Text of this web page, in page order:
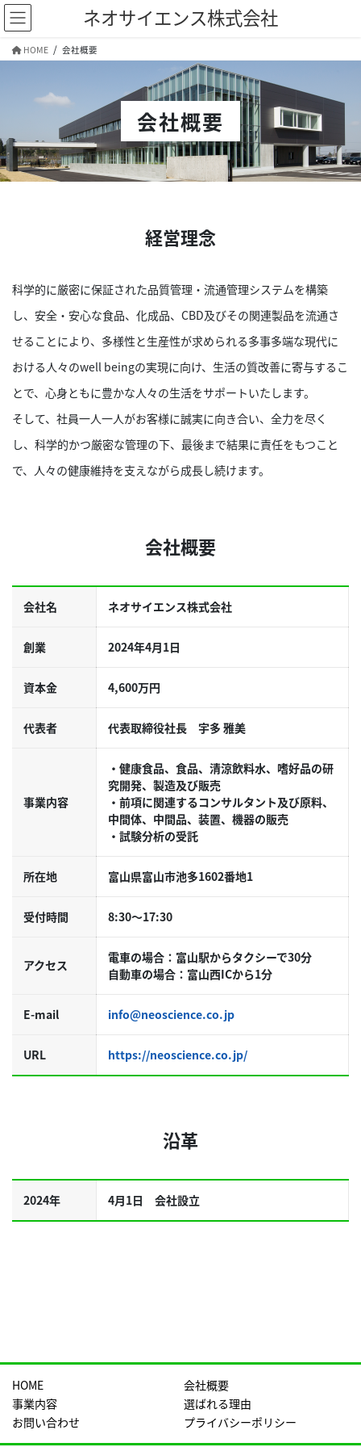
コ
ン
ン
ッ
プ
ナ
ビ
ー
移
動
ネオサイエンス株式会社
HOME 会社概要
会社概要
経営理念
科学的に厳密に保証された品質管理・流通管理システムを構築
し、安全・安心な食品、化成品、CBD及びその関連製品を流通さ
せることにより、多様性と生産性が求められる多事多端な現代に
おける人々のwell beingの実現に向け、生活の質改善に寄与するこ
とで、心身ともに豊かな人々の生活をサポートいたします。
そして、社員一人一人がお客様に誠実に向き合い、全力を尽く
し、科学的かつ厳密な管理の下、最後まで結果に責任をもつこと
で、人々の健康維持を支えながら成長し続けます。
会社概要
会社名 ネオサイエンス株式会社
創業 2024年4月1日
資本金 4,600万円
代表者 代表取締役社長 宇多 雅美
事業内容
・健康食品、食品、清涼飲料水、嗜好品の研
究開発、製造及び販売
・前項に関連するコンサルタント及び原料、
中間体、中間品、装置、機器の販売
・試験分析の受託
所在地 富山県富山市池多1602番地1
受付時間 8:30～17:30
アクセス
電車の場合：富山駅からタクシーで30分
自動車の場合：富山西ICから1分
E-mail info@neoscience.co.jp
URL https://neoscience.co.jp/
沿革
2024年 4月1日 会社設立
HOME
会社概要
事業内容
選ばれる理由
お問い合わせ
プライバシーポリシー